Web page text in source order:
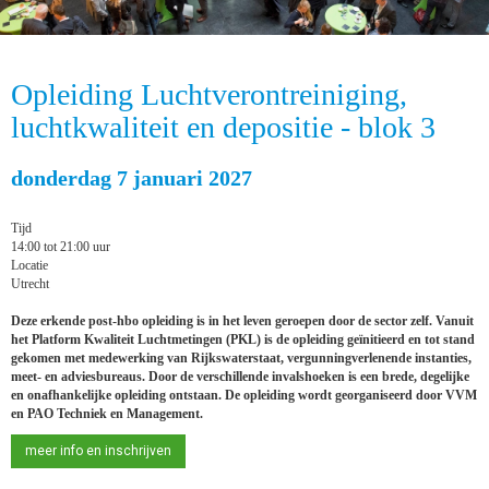
Opleiding Luchtverontreiniging,
luchtkwaliteit en depositie - blok 3
donderdag 7 januari 2027
Tijd
14:00 tot 21:00 uur
Locatie
Utrecht
Deze erkende post-hbo opleiding is in het leven geroepen door de sector zelf. Vanuit
het Platform Kwaliteit Luchtmetingen (PKL) is de opleiding geïnitieerd en tot stand
gekomen met medewerking van Rijkswaterstaat, vergunningverlenende instanties,
meet- en adviesbureaus. Door de verschillende invalshoeken is een brede, degelijke
en onafhankelijke opleiding ontstaan. De opleiding wordt georganiseerd door VVM
en PAO Techniek en Management.
meer info en inschrijven